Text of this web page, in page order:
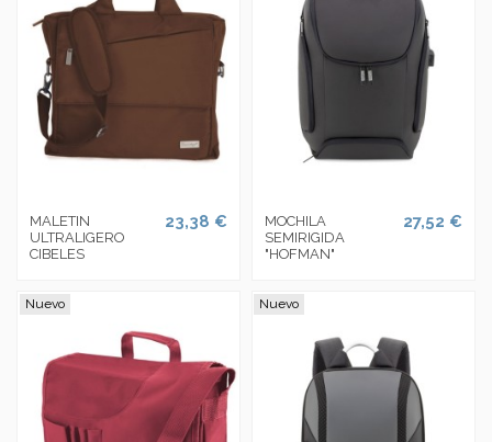
MALETIN
ULTRALIGERO
CIBELES
23,38 €
MOCHILA
SEMIRIGIDA
"HOFMAN"
27,52 €
Nuevo Nuevo